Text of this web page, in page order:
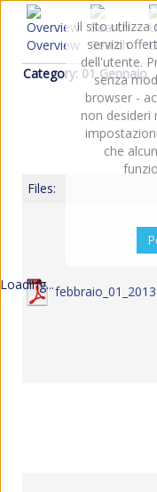
Il sito utilizza
servizi
dell'utente.
senza
browser -
non desideri
che
Loading...
Overview Search
Category: 01 Gennaio
Files:
febbraio_01_2013